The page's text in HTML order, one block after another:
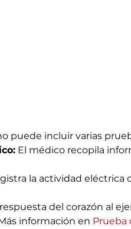
puede incluir varias
El médico recopila
la actividad eléctrica
del corazón al
información en Prueba